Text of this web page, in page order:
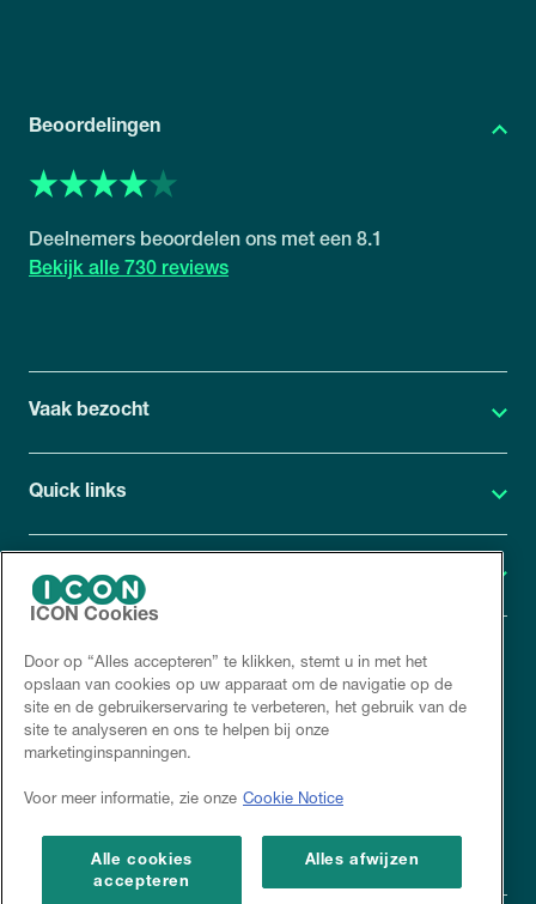
Beoordelingen
8.1
730 reviews
Vaak bezocht
Quick links
Geneesmiddelenonderzoek
ICON Privacy verklaring
Cookiebeleid
Corporate site
ICON Cookies
Door op “Alles accepteren” te klikken, stemt u in met het
opslaan van cookies op uw apparaat om de navigatie op de
site en de gebruikerservaring te verbeteren, het gebruik van de
site te analyseren en ons te helpen bij onze
marketinginspanningen.
Voor meer informatie, zie onze Cookie Notice
Alle cookies
accepteren
Alles afwijzen